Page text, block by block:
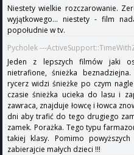
Niestety wielkie rozczarowanie.
wyjątkowego... niestety - film
popołudnie w tv.
Pycholek ---
Jeden z lepszych filmów jaki
nietrafione, śnieżka
rycerz widzi śnieżke po czym
czasie śnieżka ucieka do lasu i
zawraca, znajduje łowcę i łowca
dni aby trafić do tego drugiego
zamek. Porażka. Tego typu
takiej klasy. Pomimo
zabierajcie małych dzieci !!!